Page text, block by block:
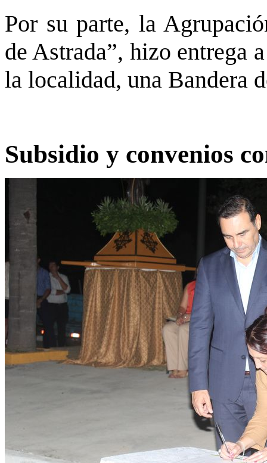
Por su parte, la
de Astrada”, hizo entrega
la localidad, una Bandera
Subsidio y convenios